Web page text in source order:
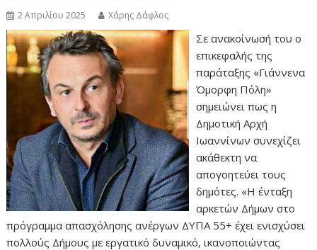
2 Απριλίου 2025 Χάρης Δάφλος
Σε ανακοίνωσή του ο
επικεφαλής της
παράταξης «Γιάννενα
Όμορφη Πόλη»
σημειώνει πως η
Δημοτική Αρχή
Ιωαννίνων συνεχίζει
ακάθεκτη να
απογοητεύει τους
δημότες. «Η ένταξη
αρκετών Δήμων στο
πρόγραμμα απασχόλησης ανέργων ΔΥΠΑ 55+ έχει ενισχύσει
πολλούς Δήμους με εργατικό δυναμικό, ικανοποιώντας